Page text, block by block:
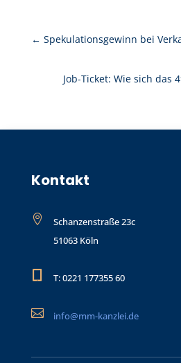
← Spekulationsgewinn bei
Job-Ticket: Wie sich das
Kontakt

Schanzenstraße 23c
51063 Köln
T: 0221 177355 60
 info@mm-kanzlei.de